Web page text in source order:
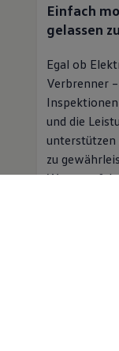
Einfach
gelassen
Egal ob
Verbrenner
und die
unterstützen
zu
Wartung &